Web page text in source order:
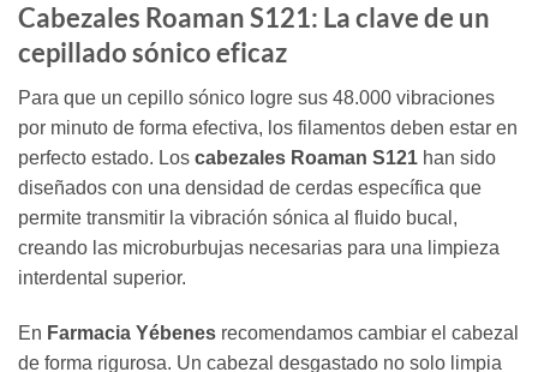
Cabezales Roaman S121: La clave de un
cepillado sónico eficaz
Para que un cepillo sónico logre sus 48.000 vibraciones
por minuto de forma efectiva, los filamentos deben estar en
perfecto estado. Los cabezales Roaman S121 han sido
diseñados con una densidad de cerdas específica que
permite transmitir la vibración sónica al fluido bucal,
creando las microburbujas necesarias para una limpieza
interdental superior.
En Farmacia Yébenes recomendamos cambiar el cabezal
de forma rigurosa. Un cabezal desgastado no solo limpia